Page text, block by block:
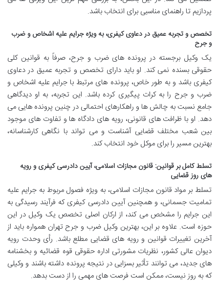
پردازیم تا راهنمای مناسبی برای انتخاب باشد.
تخصص و تجربه عمیق در دعاوی کیفری، به ویژه جرایم علیه اشخاص و ضرب
و جرح
یک وکیل برجسته در پرونده های ضرب و جرح، صرفاً به قوانین کلی
حقوقی بسنده نمی کند. او باید دارای تخصص و تجربه عمیق در دعاوی
کیفری باشد و به طور خاص، پرونده های مرتبط با جرایم علیه اشخاص و
ضرب و جرح را به کرات پیگیری کرده باشد. این تجربه، به او دیدگاهی
جامع نسبت به چالش ها و راهکارهای احتمالی در چنین پرونده هایی می
دهد. او با ظرافت های قانونی، رویه های دادگاه ها و تفاوت های موجود
بین شعب مختلف قضایی آشناست و می تواند با نگاهی کارشناسانه،
بهترین مسیر را برای موکل خود انتخاب کند.
تسلط کامل بر قوانین: قانون مجازات اسلامی، آیین دادرسی کیفری و رویه
های روز قضایی
تسلط بر مواد قانون مجازات اسلامی، به ویژه فصول مربوط به جرایم علیه
تمامیت جسمانی، و همچنین آیین دادرسی کیفری که فرآیند رسیدگی به
این جرایم را مشخص می کند، از ارکان اصلی تخصص یک وکیل در این
حوزه است. علاوه بر این، بهترین وکیل ضرب و جرح تهران همواره باید از
آخرین تغییرات قوانین و رویه های قضایی مطلع باشد. رأی وحدت رویه
دیوان عالی کشور، نظریات مشورتی اداره حقوقی قوه قضائیه و بخشنامه
های جدید، می توانند تأثیر بسزایی در نتیجه پرونده داشته باشند و وکیلی
که به روز نیست، ممکن است فرصت های مهمی را از دست بدهد.